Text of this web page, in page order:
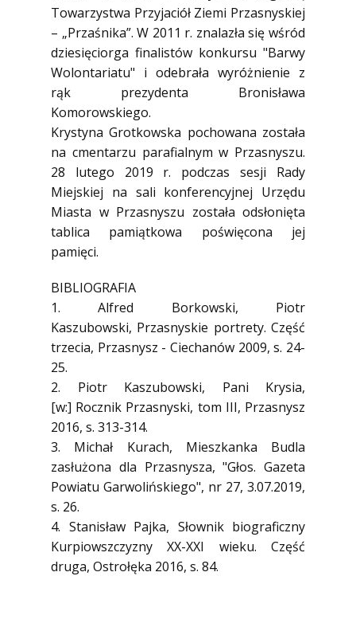
Towarzystwa Przyjaciół Ziemi Przasnyskiej
– „Przaśnika”. W 2011 r. znalazła się wśród
dziesięciorga finalistów konkursu "Barwy
Wolontariatu" i odebrała wyróżnienie z
rąk prezydenta Bronisława
Komorowskiego.
Krystyna Grotkowska pochowana została
na cmentarzu parafialnym w Przasnyszu.
28 lutego 2019 r. podczas sesji Rady
Miejskiej na sali konferencyjnej Urzędu
Miasta w Przasnyszu została odsłonięta
tablica pamiątkowa poświęcona jej
pamięci.
BIBLIOGRAFIA
1. Alfred Borkowski, Piotr
Kaszubowski, Przasnyskie portrety. Część
trzecia, Przasnysz - Ciechanów 2009, s. 24-
25.
2. Piotr Kaszubowski, Pani Krysia,
[w:] Rocznik Przasnyski, tom III, Przasnysz
2016, s. 313-314.
3. Michał Kurach, Mieszkanka Budla
zasłużona dla Przasnysza, "Głos. Gazeta
Powiatu Garwolińskiego", nr 27, 3.07.2019,
s. 26.
4. Stanisław Pajka, Słownik biograficzny
Kurpiowszczyzny XX-XXI wieku. Część
druga, Ostrołęka 2016, s. 84.